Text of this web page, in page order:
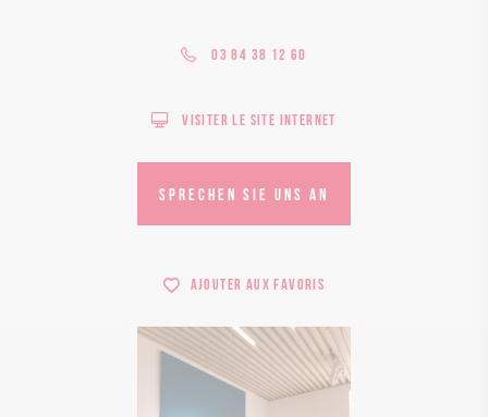
03 84 38 12 60
Visiter le site internet
SPRECHEN SIE UNS AN
Ajouter aux favoris